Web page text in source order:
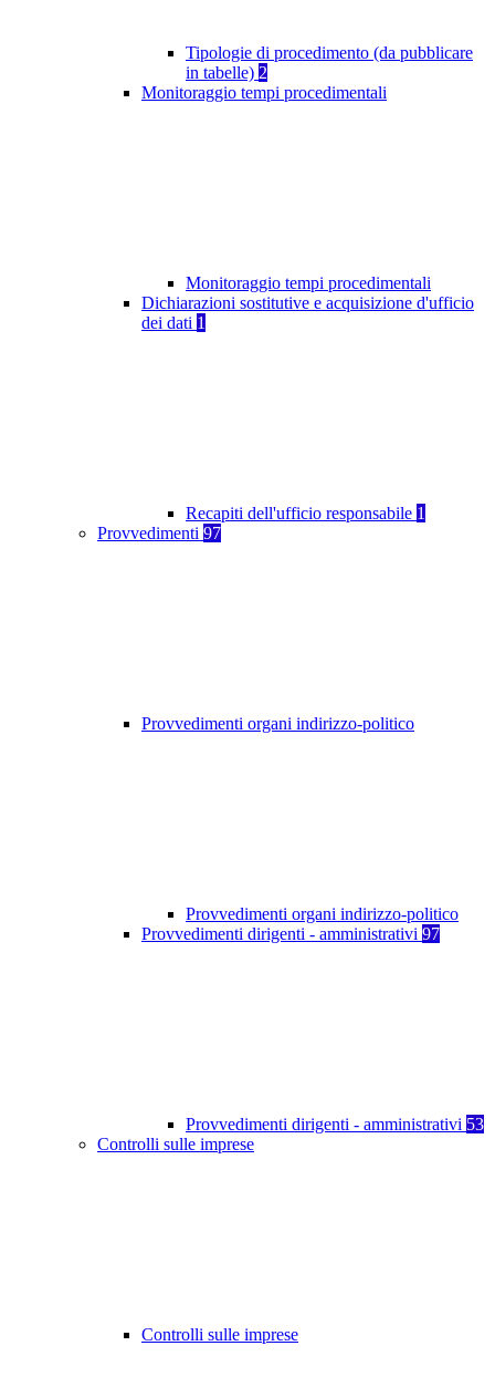
Tipologie di procedimento (da pubblicare
in tabelle) 2
Monitoraggio tempi procedimentali
Monitoraggio tempi procedimentali
Dichiarazioni sostitutive e acquisizione d'ufficio
dei dati 1
Recapiti dell'ufficio responsabile 1
Provvedimenti 97
Provvedimenti organi indirizzo-politico
Provvedimenti organi indirizzo-politico
Provvedimenti dirigenti - amministrativi 97
Provvedimenti dirigenti - amministrativi 53
Controlli sulle imprese
Controlli sulle imprese